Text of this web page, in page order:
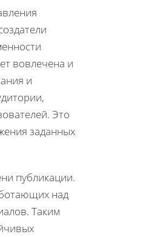
вовлечена и
и
Это
заданных
публикации.
над
Таким